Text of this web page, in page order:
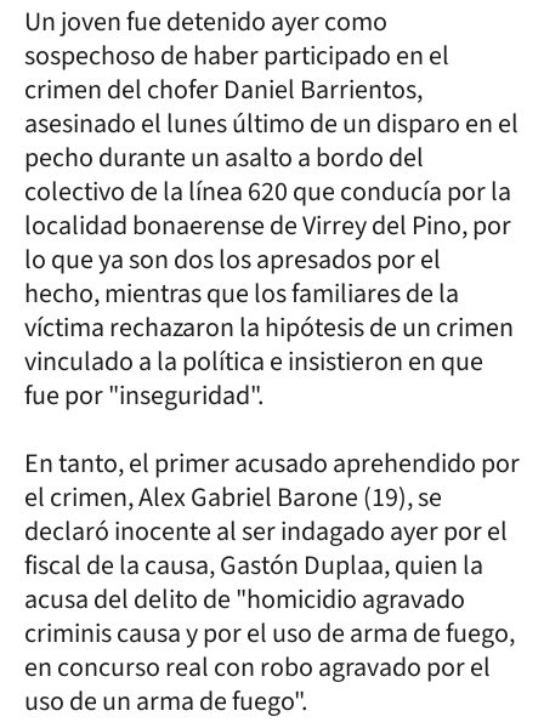
Un joven fue detenido ayer como
sospechoso de haber participado en el
crimen del chofer Daniel Barrientos,
asesinado el lunes último de un disparo en el
pecho durante un asalto a bordo del
colectivo de la línea 620 que conducía por la
localidad bonaerense de Virrey del Pino, por
lo que ya son dos los apresados por el
hecho, mientras que los familiares de la
víctima rechazaron la hipótesis de un crimen
vinculado a la política e insistieron en que
fue por "inseguridad".
En tanto, el primer acusado aprehendido por
el crimen, Alex Gabriel Barone (19), se
declaró inocente al ser indagado ayer por el
fiscal de la causa, Gastón Duplaa, quien la
acusa del delito de "homicidio agravado
criminis causa y por el uso de arma de fuego,
en concurso real con robo agravado por el
uso de un arma de fuego".